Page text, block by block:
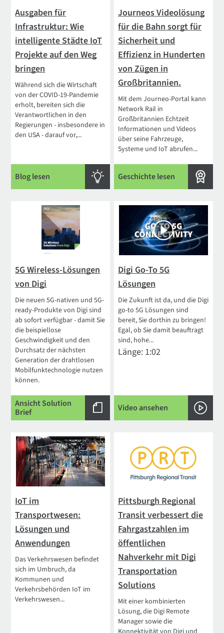
Ausgaben für
Infrastruktur: Wie
intelligente Städte IoT
Projekte auf den Weg
bringen
Während sich die Wirtschaft
von der COVID-19-Pandemie
erholt, bereiten sich die
Verantwortlichen in den
Regierungen - insbesondere in
den USA - darauf vor,...
Blog lesen
Journeos Videolösung
für die Bahn sorgt für
Sicherheit und
Effizienz in Hunderten
von Zügen in
Großbritannien.
Mit dem Journeo-Portal kann
Network Rail in
Großbritannien Echtzeit
Informationen und Videos
über seine Fahrzeuge,
Systeme und IoT abrufen...
Geschichte lesen
5G Wireless-Lösungen
von Digi
Die neuen 5G-nativen und 5G-
ready-Produkte von Digi sind
ab sofort verfügbar - damit Sie
die beispiellose
Geschwindigkeit und den
Durchsatz der nächsten
Generation der drahtlosen
Mobilfunktechnologie nutzen
können.
Ansicht Solution
Brief
Digi Go-To 5G
Lösungen
Die Zukunft ist da, und die Digi
go-to 5G Lösungen sind
bereit, Sie dorthin zu bringen!
Egal, ob Sie damit beauftragt
sind, hohe...
Länge: 1:02
Video ansehen
IoT im
Transportwesen:
Lösungen und
Anwendungen
Das Verkehrswesen befindet
sich im Umbruch, da
Kommunen und
Verkehrsbehörden IoT im
Verkehrswesen...
Pittsburgh Regional
Transit verbessert die
Fahrgastzahlen im
öffentlichen
Nahverkehr mit Digi
Transportation
Solutions
Mit einer kombinierten
Lösung, die Digi Remote
Manager sowie die